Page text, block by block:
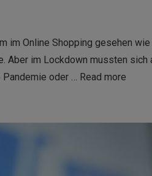
im Online Shopping gesehen
Aber im Lockdown mussten
oder … Read more